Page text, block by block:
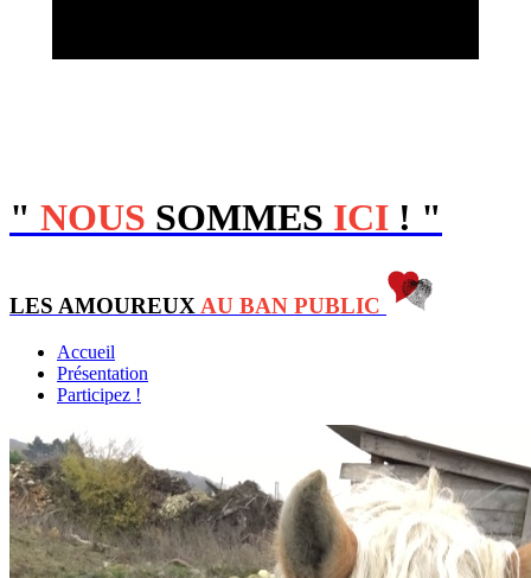
" NOUS SOMMES ICI ! "
LES AMOUREUX AU BAN PUBLIC
Accueil
Présentation
Participez !